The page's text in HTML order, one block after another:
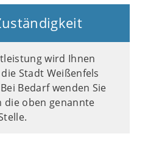
wird Ihnen
Stadt Weißenfels
Bedarf wenden Sie
die oben genannte